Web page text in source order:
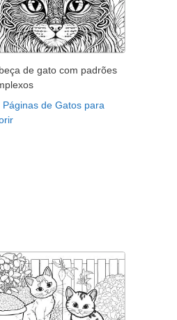
de gato com padrões
Páginas de Gatos para